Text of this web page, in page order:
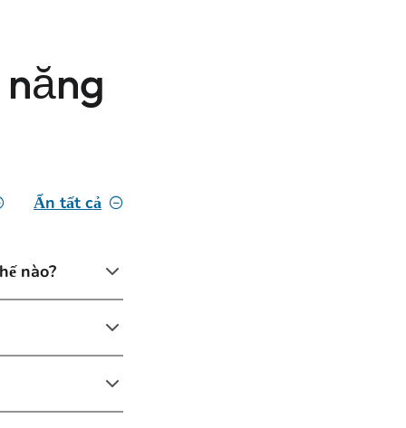
Ẩn tất cả
nào?